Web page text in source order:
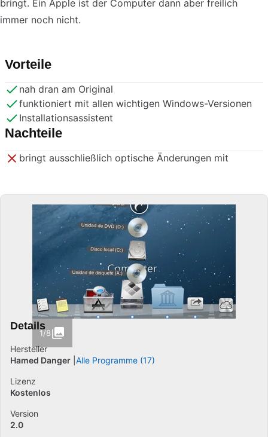
bringt. Ein Apple ist der Computer dann aber freilich
immer noch nicht.
Vorteile
nah dran am Original
funktioniert mit allen wichtigen Windows-Versionen
Installationsassistent
Nachteile
bringt ausschließlich optische Änderungen mit
1/8
Details
Hersteller
Hamed Danger Alle Programme (17)
Lizenz
Kostenlos
Version
2.0